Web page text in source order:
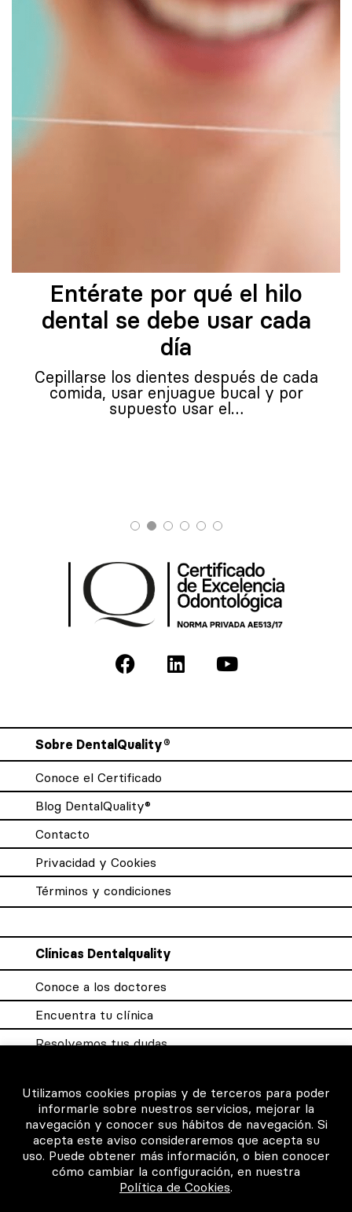
Entérate por qué el hilo
dental se debe usar cada
día
Cepillarse los dientes después de cada
comida, usar enjuague bucal y por
supuesto usar el…
Sobre DentalQuality®
Conoce el Certificado
Blog DentalQuality®
Contacto
Privacidad y Cookies
Términos y condiciones
Clínicas Dentalquality
Conoce a los doctores
Encuentra tu clínica
Resolvemos tus dudas
Para los profesionales
Consigue tu certificado
Intranet clínicas certificadas
Utilizamos cookies propias y de terceros para poder
informarle sobre nuestros servicios, mejorar la
navegación y conocer sus hábitos de navegación. Si
acepta este aviso consideraremos que acepta su
uso. Puede obtener más información, o bien conocer
cómo cambiar la configuración, en nuestra
Política de Cookies.